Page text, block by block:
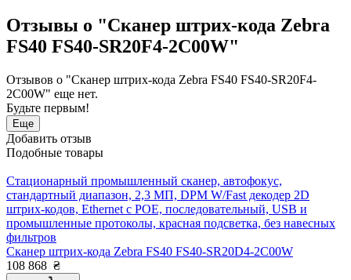
Отзывы о "Сканер штрих-кода Zebra
FS40 FS40-SR20F4-2C00W"
Отзывов о "Сканер штрих-кода Zebra FS40 FS40-SR20F4-
2C00W" еще нет.
Будьте первым!
Еще
Добавить отзыв
Подобные товары
Стационарный промышленный сканер, автофокус,
стандартный диапазон, 2,3 МП, DPM W/Fast декодер 2D
штрих-кодов, Ethernet с POE, последовательный, USB и
промышленные протоколы, красная подсветка, без навесных
фильтров
Сканер штрих-кода Zebra FS40 FS40-SR20D4-2C00W
108 868 ₴